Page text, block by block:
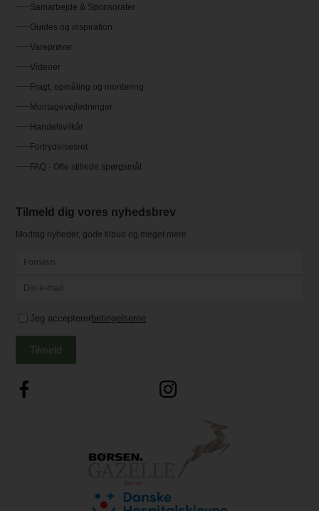
Samarbejde & Sponsorater
Guides og inspiration
Vareprøver
Videoer
Fragt, opmåling og montering
Montagevejledninger
Handelsvilkår
Fortrydelsesret
FAQ - Ofte stillede spørgsmål
Tilmeld dig vores nyhedsbrev
Modtag nyheder, gode tilbud og meget mere
Jeg acceptererbetingelserne
Tilmeld